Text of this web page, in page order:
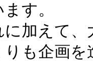
す。
に加えて、
りも企画を